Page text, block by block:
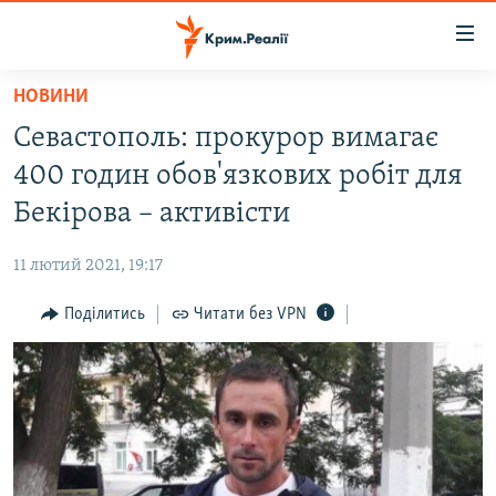
Перейти
основного
матеріалу
Перейти
до
основної
Перейти
до
пошуку
ВІДЕО ТА ФОТО
БЛОГИ
ПОГЛЯД
ІНТЕРВ'Ю
ВСЕ ЗА ДЕНЬ
СПЕЦПРОЕКТИ
ДЕПОРТАЦІЯ
ЯК ОБІЙТИ БЛОКУВАННЯ
НОВИНИ
Севастополь: прокурор вимагає
400 годин обов'язкових робіт для
Бекірова – активісти
11 лютий 2021, 19:17
Поділитись Читати без VPN